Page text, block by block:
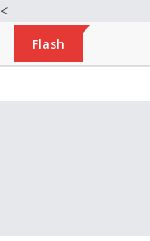
<
Flash